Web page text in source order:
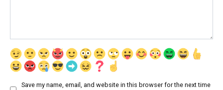
Save my name, email, and website in this browser for the next time